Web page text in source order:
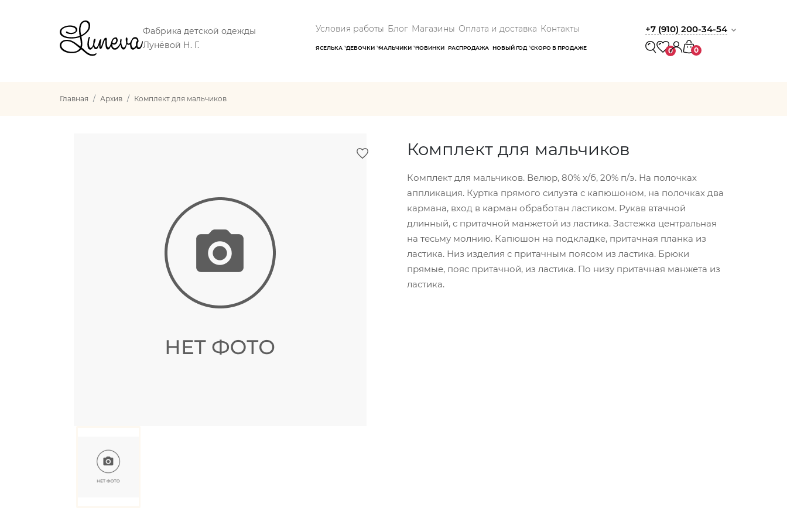
Фабрика детской одежды
Лунёвой Н. Г.
Условия работы Блог Магазины Оплата и доставка Контакты
ЯСЕЛЬКА ДЕВОЧКИ МАЛЬЧИКИ НОВИНКИ РАСПРОДАЖА НОВЫЙ ГОД СКОРО В ПРОДАЖЕ
+7 (910) 200-34-54
0 0
Главная Архив Комплект для мальчиков
Комплект для мальчиков
Комплект для мальчиков. Велюр, 80% х/б, 20% п/э. На полочках
аппликация. Куртка прямого силуэта с капюшоном, на полочках два
кармана, вход в карман обработан ластиком. Рукав втачной
длинный, с притачной манжетой из ластика. Застежка центральная
на тесьму молнию. Капюшон на подкладке, притачная планка из
ластика. Низ изделия с притачным поясом из ластика. Брюки
прямые, пояс притачной, из ластика. По низу притачная манжета из
ластика.